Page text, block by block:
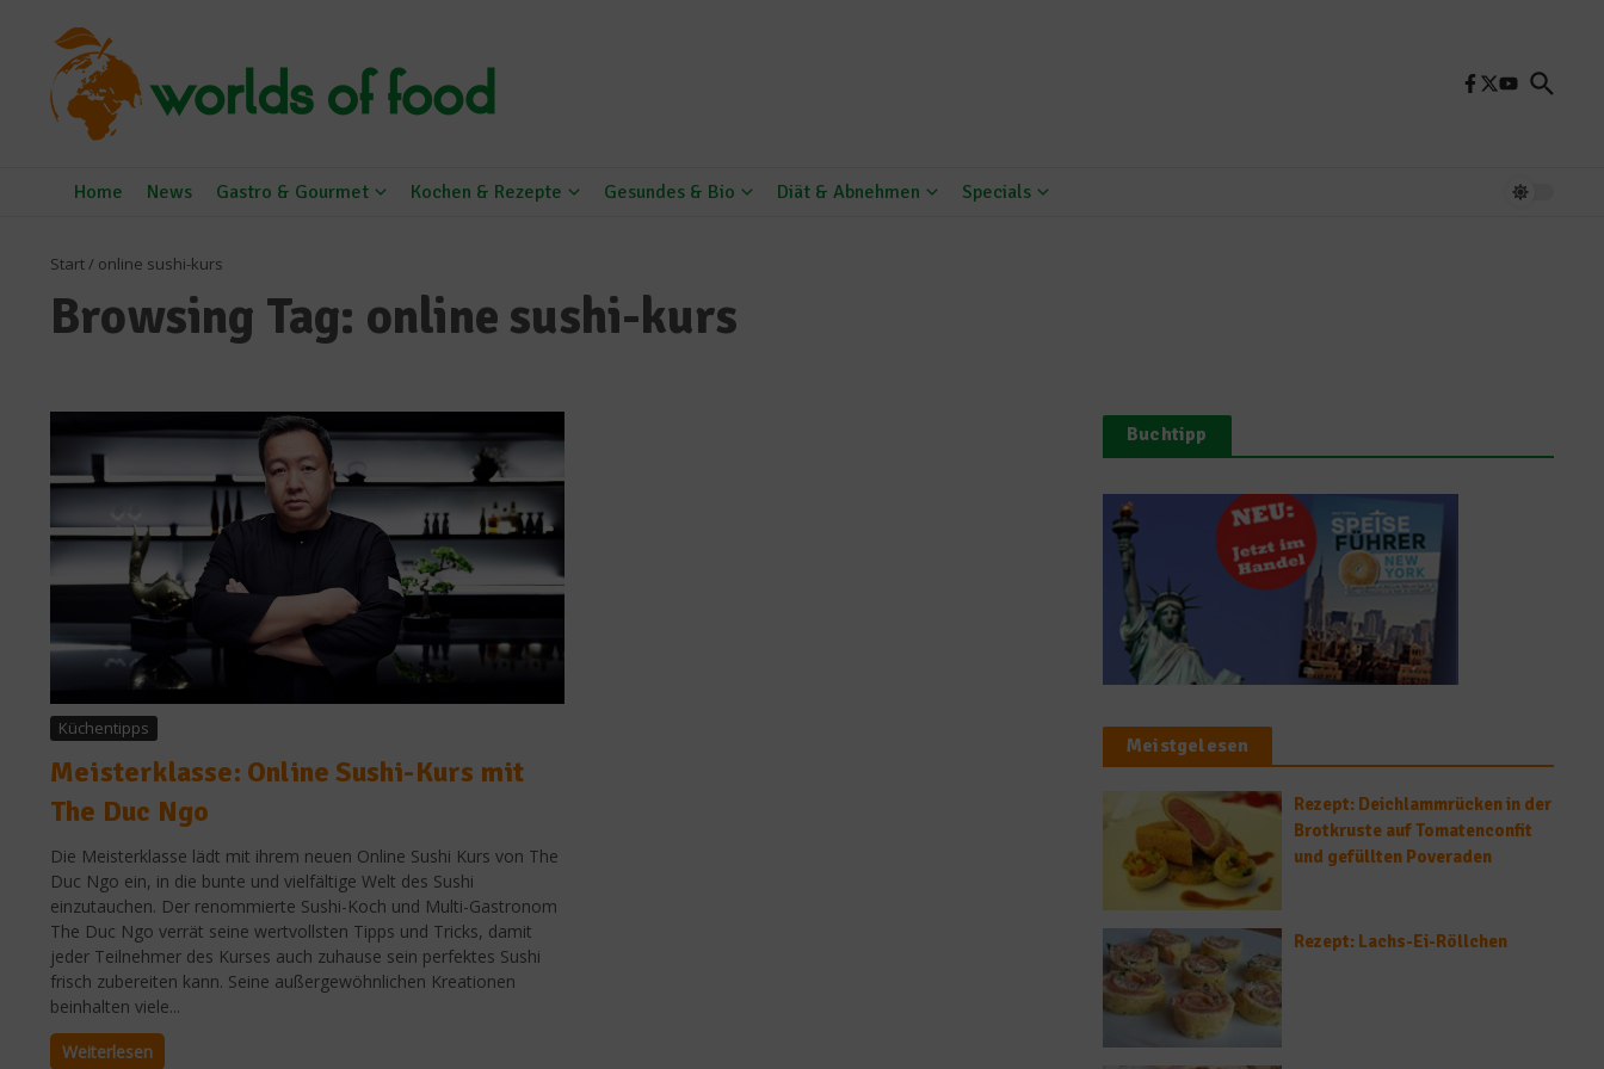
Home News Gastro & Gourmet Kochen & Rezepte Gesundes & Bio Diät & Abnehmen Specials
Start/ online sushi-kurs
Browsing Tag: online sushi-kurs
Küchentipps
Meisterklasse: Online Sushi-Kurs mit
The Duc Ngo
Die Meisterklasse lädt mit ihrem neuen Online Sushi Kurs von The
Duc Ngo ein, in die bunte und vielfältige Welt des Sushi
einzutauchen. Der renommierte Sushi-Koch und Multi-Gastronom
The Duc Ngo verrät seine wertvollsten Tipps und Tricks, damit
jeder Teilnehmer des Kurses auch zuhause sein perfektes Sushi
frisch zubereiten kann. Seine außergewöhnlichen Kreationen
beinhalten viele...
Weiterlesen
Buchtipp
Meistgelesen
Rezept: Deichlammrücken in der
Brotkruste auf Tomatenconfit
und gefüllten Poveraden
Rezept: Lachs-Ei-Röllchen